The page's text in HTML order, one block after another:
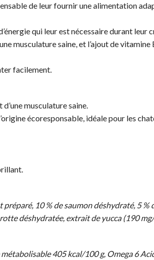
de leur fournir une alimentation
qui leur est nécessaire durant leur
musculature saine, et l’ajout de vitamine
facilement.
musculature saine.
écoresponsable, idéale pour les
10 % de saumon déshydraté, 5 %
déshydratée, extrait de yucca (190
405 kcal/100 g, Omega 6